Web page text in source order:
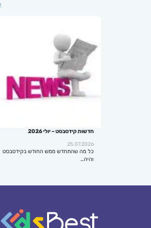
חדשות קידסבסט – יולי 2026
25.07.2026
כל מה שהתחדש ממש החודש בקידסבסט
והיה…